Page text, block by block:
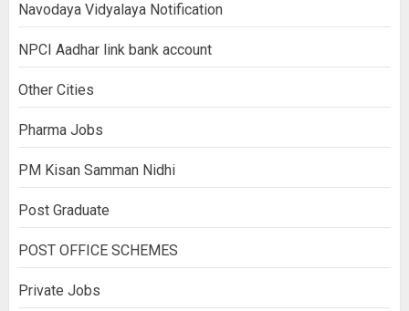
Navodaya Vidyalaya Notification
NPCI Aadhar link bank account
Other Cities
Pharma Jobs
PM Kisan Samman Nidhi
Post Graduate
POST OFFICE SCHEMES
Private Jobs